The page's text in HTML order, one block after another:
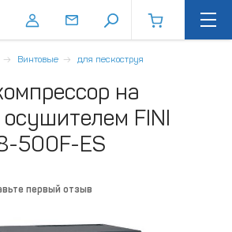
Винтовые для пескоструя
на
осушителем FINI
500F-ES
первый отзыв